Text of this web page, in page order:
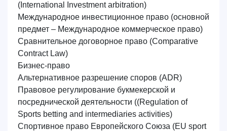
(International Investment arbitration)
Международное инвестиционное право (основной
предмет – Международное коммерческое право)
Сравнительное договорное право (Comparative
Contract Law)
Бизнес-право
Альтернативное разрешение споров (ADR)
Правовое регулирование букмекерской и
посреднической деятельности ((Regulation of
Sports betting and intermediaries activities)
Спортивное право Европейского Союза (EU sport